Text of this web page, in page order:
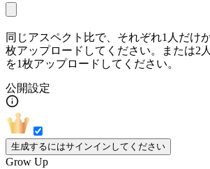
同じアスペクト比で、それぞれ1人だけ
枚アップロードしてください。または2
を1枚アップロードしてください。
公開設定
生成するにはサインインしてください
Grow Up